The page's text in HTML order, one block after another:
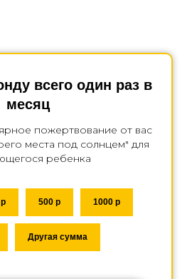
всего один раз в
месяц
пожертвование от вас
места под солнцем" для
ребенка
500 р 1000 р
Другая сумма